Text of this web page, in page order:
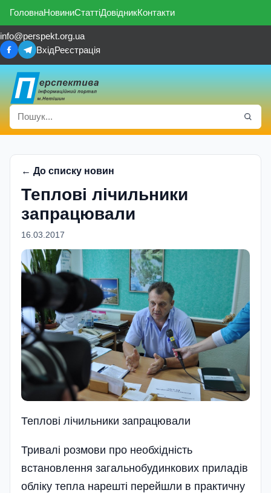
ГоловнаНовиниСтаттіДовідникКонтакти
info@perspekt.org.ua
ВхідРеєстрація
← До списку новин
Теплові лічильники
запрацювали
16.03.2017
Теплові лічильники запрацювали
Тривалі розмови про необхідність
встановлен­ня загальнобудинкових приладів
обліку тепла нарешті перейшли в практичну